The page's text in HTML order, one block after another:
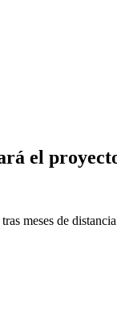
el
meses de